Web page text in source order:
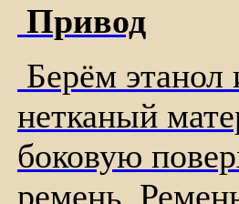
Привод
Берём
нетканый
боковую
ремень.